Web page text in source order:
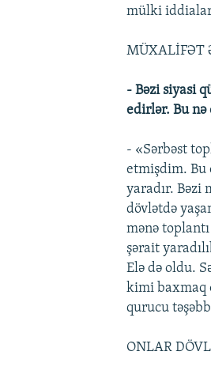
mülki
MÜXALİFƏT
- Bəzi siyasi
edirlər. Bu nə
- «Sərbəst
etmişdim. Bu
yaradır. Bəzi
dövlətdə
mənə
şərait
Elə də oldu.
kimi baxmaq
qurucu
ONLAR